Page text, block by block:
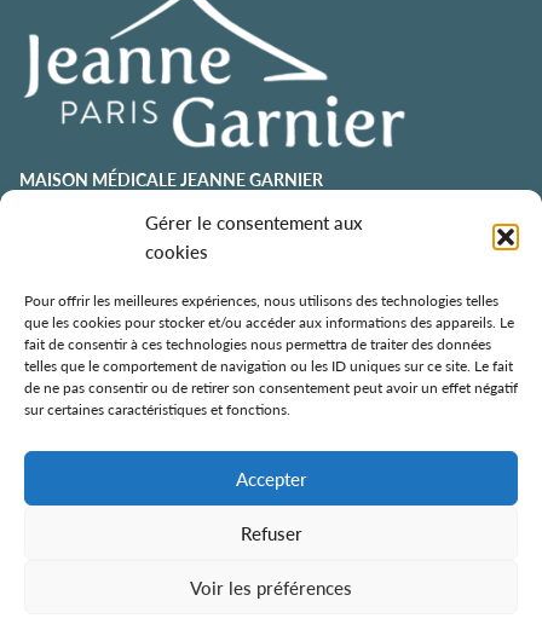
Gérer le consentement aux
cookies
Pour offrir les meilleures expériences, nous utilisons des technologies telles
que les cookies pour stocker et/ou accéder aux informations des appareils. Le
fait de consentir à ces technologies nous permettra de traiter des données
telles que le comportement de navigation ou les ID uniques sur ce site. Le fait
de ne pas consentir ou de retirer son consentement peut avoir un effet négatif
sur certaines caractéristiques et fonctions.
Accepter
Refuser
Voir les préférences
MAISON MÉDICALE JEANNE GARNIER
contact@jeannegarnier-paris.org
01 43 92 21 00
106 avenue Émile Zola
75015 Paris
ESPACE AURÉLIE JOUSSET
01 43 92 21 98
108, avenue Émile Zola
75015 Paris
ÉCOLE DE SOINS PALLIATIFS
106 avenue Émile Zola